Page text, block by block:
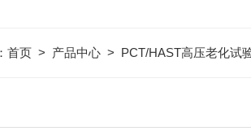
首页 > 产品中心 > PCT/HAST高压老化试